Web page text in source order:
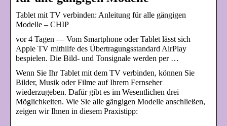
Tablet mit TV verbinden: Anleitung für alle gängigen
Modelle – CHIP
vor 4 Tagen — Vom Smartphone oder Tablet lässt sich
Apple TV mithilfe des Übertragungsstandard AirPlay
bespielen. Die Bild- und Tonsignale werden per …
Wenn Sie Ihr Tablet mit dem TV verbinden, können Sie
Bilder, Musik oder Filme auf Ihrem Fernseher
wiederzugeben. Dafür gibt es im Wesentlichen drei
Möglichkeiten. Wie Sie alle gängigen Modelle anschließen,
zeigen wir Ihnen in diesem Praxistipp: